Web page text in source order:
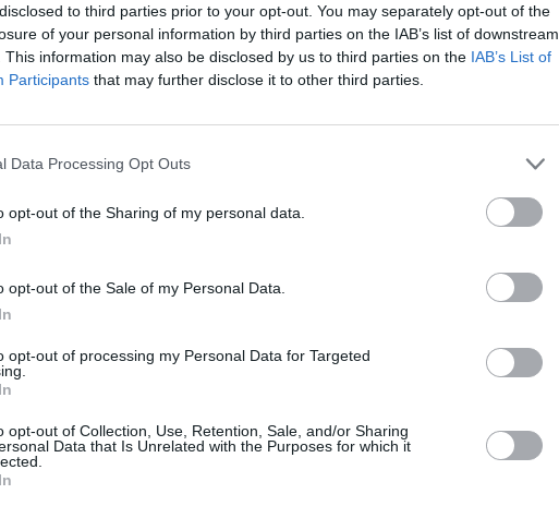
to third parties prior to your opt-out. You may separately opt-out of the
of your personal information by third parties on the IAB’s list of downstream
This information may also be disclosed by us to third parties on the IAB’s List of
Participants that may further disclose it to other third parties.
Data Processing Opt Outs
opt-out of the Sharing of my personal data.
opt-out of the Sale of my Personal Data.
opt-out of processing my Personal Data for Targeted
opt-out of Collection, Use, Retention, Sale, and/or Sharing
Data that Is Unrelated with the Purposes for which it
blanchiment« .
procuré des procès-verbaux d’audition
de Bordeaux Jean-Michel Gentil
sur une mention figurant dans son
deux tours). Il y rapporte des propos de
« (Patrice) De Maistre (l’ancien homme de
comme M. Banier, et écroué depuis
encore demandé de l’argent. J’ai dit
sur cette phase apparemment claire. Il
les extraits de son audition cités par Le
de montrer les rapports d’une
en qui elle doit avoir confiance
demande officielle car il y a toujours des